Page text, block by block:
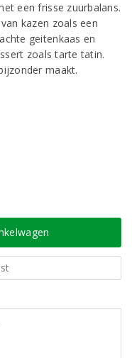
een frisse zuurbalans.
kazen zoals een
geitenkaas en
zoals tarte tatin.
maakt.